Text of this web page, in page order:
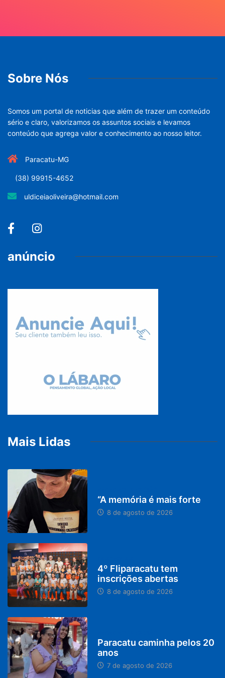
Sobre Nós
Somos um portal de noticias que além de trazer um conteúdo
sério e claro, valorizamos os assuntos sociais e levamos
conteúdo que agrega valor e conhecimento ao nosso leitor.
Paracatu-MG
(38) 99915-4652
uldiceiaoliveira@hotmail.com
anúncio
Mais Lidas
“A memória é mais forte
8 de agosto de 2026
4º Fliparacatu tem
inscrições abertas
8 de agosto de 2026
Paracatu caminha pelos 20
anos
7 de agosto de 2026